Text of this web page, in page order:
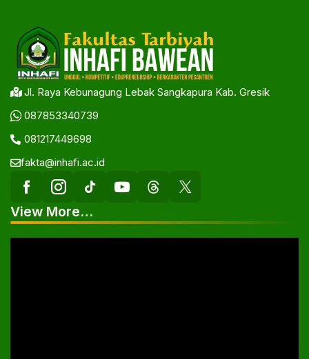
Jl. Raya Kebunagung Lebak Sangkapura Kab. Gresik
087853340739
081217449698
fakta@inhafi.ac.id
View More…